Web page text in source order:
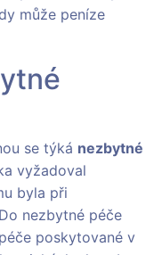
může peníze
se týká nezbytné
vyžadoval
byla při
nezbytné péče
poskytované v